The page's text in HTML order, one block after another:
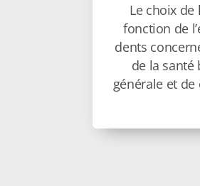
Le choix
fonction de
dents
de la santé
générale et